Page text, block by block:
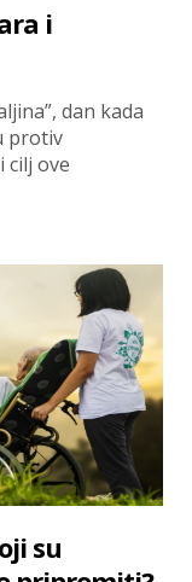
i
dan kada
protiv
cilj ove
su